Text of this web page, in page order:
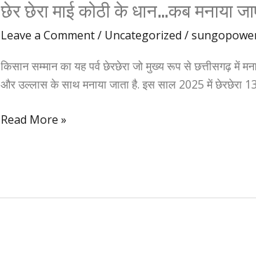
छेर छेरा माई कोठी के धान…कब मनाया
Leave a Comment/ Uncategorized /
किसान सम्मान का यह पर्व छेरछेरा जो मुख्य रूप से छत्तीसगढ़ में
और उल्लास के साथ मनाया जाता है. इस साल 2025 में छेरछेरा 13
छेर
छेरा
कोठी
के
कब
Read More »